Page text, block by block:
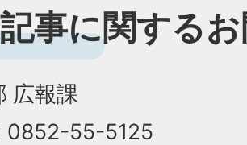
事に関する
広報課
0852-55-5125